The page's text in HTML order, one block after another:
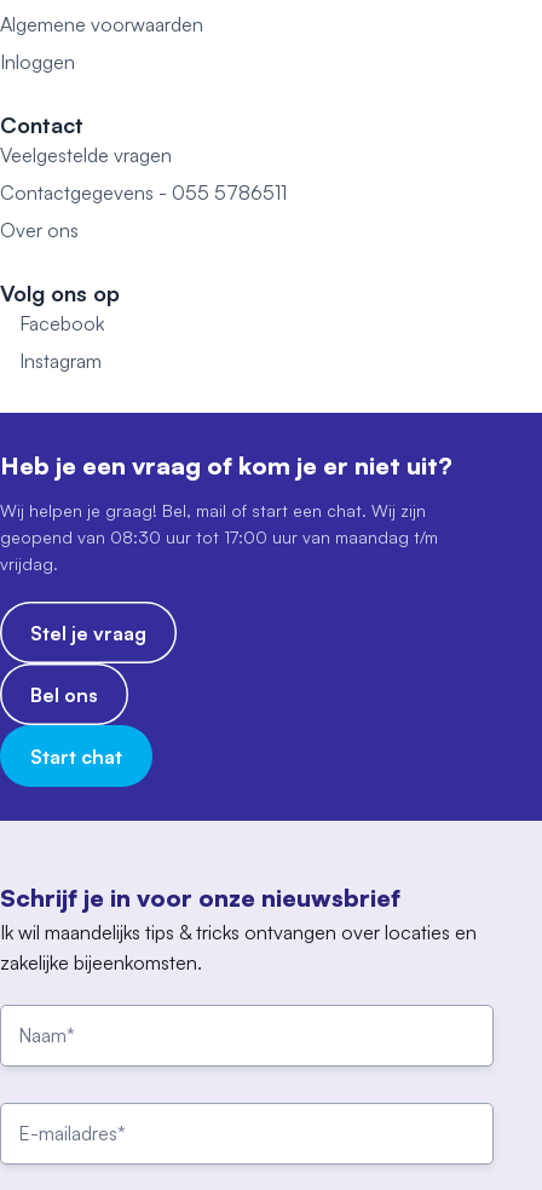
Algemene voorwaarden
Inloggen
Contact
Veelgestelde vragen
Contactgegevens - 055 5786511
Over ons
Volg ons op
Facebook
Instagram
Schrijf je in voor onze nieuwsbrief
Ik wil maandelijks tips & tricks ontvangen over locaties en
zakelijke bijeenkomsten.
Heb je een vraag of kom je er niet uit?
Wij helpen je graag! Bel, mail of start een chat. Wij zijn
geopend van 08:30 uur tot 17:00 uur van maandag t/m
vrijdag.
Stel je vraag
Bel ons
Start chat